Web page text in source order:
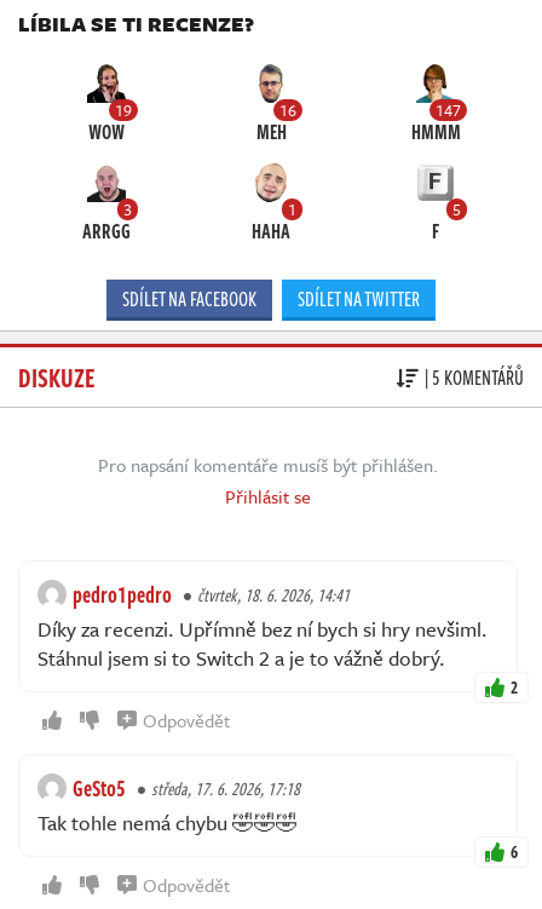
LÍBILA SE TI RECENZE?
19
WOW
16
MEH
147
HMMM
3
ARRGG
1
HAHA
5
F
SDÍLET NA FACEBOOK SDÍLET NA TWITTER
DISKUZE | 5 KOMENTÁŘŮ
Pro napsání komentáře musíš být přihlášen.
Přihlásit se
pedro1pedro čtvrtek, 18. 6. 2026, 14:41
Díky za recenzi. Upřímně bez ní bych si hry nevšiml.
Stáhnul jsem si to Switch 2 a je to vážně dobrý.
2
Odpovědět
GeSto5 středa, 17. 6. 2026, 17:18
Tak tohle nemá chybu 🤣🤣🤣
6
Odpovědět